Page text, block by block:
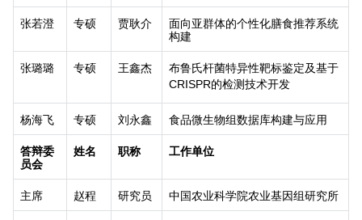
张若澄 专硕 贾耿介
面向亚群体的个性化膳食推荐系统
构建
张璐璐 专硕 王鑫杰
布鲁氏杆菌特异性靶标鉴定及基于
CRISPR的检测技术开发
杨海飞 专硕 刘永鑫 食品微生物组数据库构建与应用
答辩委
员会
姓名 职称 工作单位
主席 赵程 研究员 中国农业科学院农业基因组研究所